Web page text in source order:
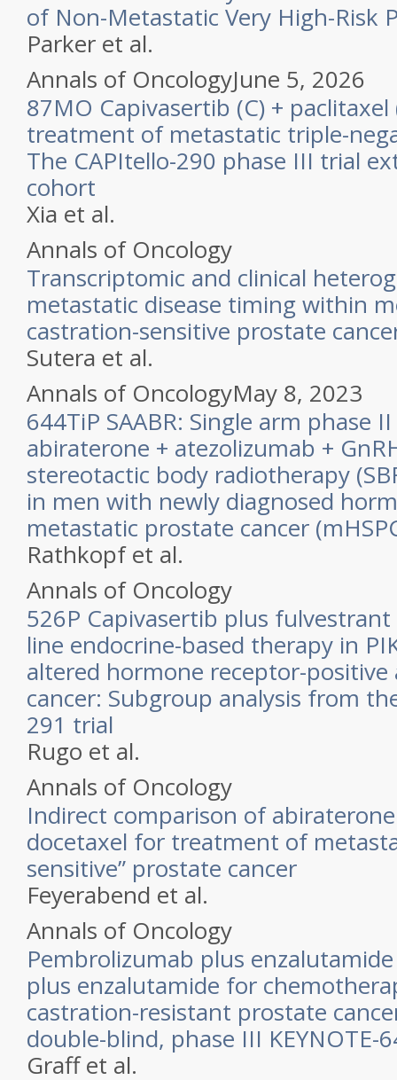
of Non-Metastatic Very High-Risk
Parker et al.
Annals of OncologyJune 5, 2026
87MO Capivasertib (C) +
treatment of metastatic triple-
The CAPItello-290 phase III trial
cohort
Xia et al.
Annals of Oncology
Transcriptomic and clinical
metastatic disease timing within
castration-sensitive prostate
Sutera et al.
Annals of OncologyMay 8, 2023
644TiP SAABR: Single arm phase
abiraterone + atezolizumab +
stereotactic body radiotherapy
in men with newly diagnosed
metastatic prostate cancer
Rathkopf et al.
Annals of Oncology
526P Capivasertib plus
line endocrine-based therapy in
altered hormone receptor-positive
cancer: Subgroup analysis from
291 trial
Rugo et al.
Annals of Oncology
Indirect comparison of
docetaxel for treatment of
sensitive” prostate cancer
Feyerabend et al.
Annals of Oncology
Pembrolizumab plus
plus enzalutamide for
castration-resistant prostate
double-blind, phase III KEYNOTE-
Graff et al.